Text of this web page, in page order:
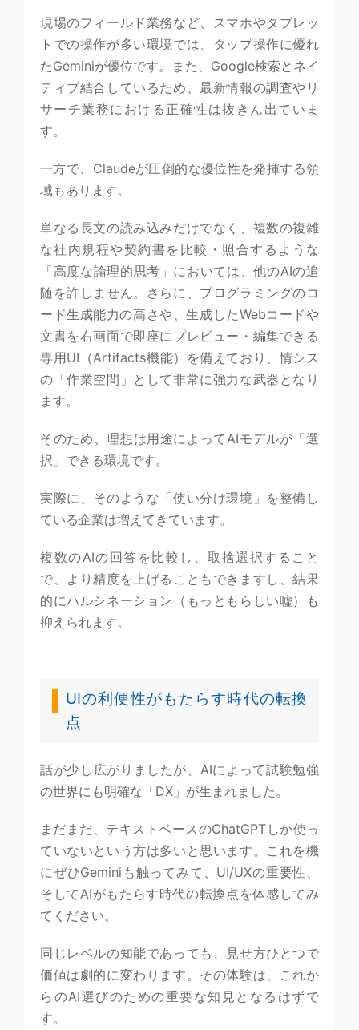
現場のフィールド業務など、スマホやタブレッ
トでの操作が多い環境では、タップ操作に優れ
たGeminiが優位です。また、Google検索とネイ
ティブ結合しているため、最新情報の調査やリ
サーチ業務における正確性は抜きん出ていま
す。
一方で、Claudeが圧倒的な優位性を発揮する領
域もあります。
単なる長文の読み込みだけでなく、複数の複雑
な社内規程や契約書を比較・照合するような
「高度な論理的思考」においては、他のAIの追
随を許しません。さらに、プログラミングのコ
ード生成能力の高さや、生成したWebコードや
文書を右画面で即座にプレビュー・編集できる
専用UI（Artifacts機能）を備えており、情シス
の「作業空間」として非常に強力な武器となり
ます。
そのため、理想は用途によってAIモデルが「選
択」できる環境です。
実際に、そのような「使い分け環境」を整備し
ている企業は増えてきています。
複数のAIの回答を比較し、取捨選択すること
で、より精度を上げることもできますし、結果
的にハルシネーション（もっともらしい嘘）も
抑えられます。
UIの利便性がもたらす時代の転換
点
話が少し広がりましたが、AIによって試験勉強
の世界にも明確な「DX」が生まれました。
まだまだ、テキストベースのChatGPTしか使っ
ていないという方は多いと思います。これを機
にぜひGeminiも触ってみて、UI/UXの重要性、
そしてAIがもたらす時代の転換点を体感してみ
てください。
同じレベルの知能であっても、見せ方ひとつで
価値は劇的に変わります。その体験は、これか
らのAI選びのための重要な知見となるはずで
す。